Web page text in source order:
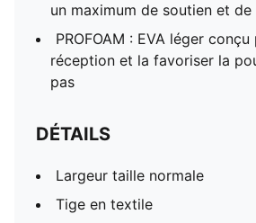
un maximum de soutien et de
PROFOAM : EVA léger
réception et la favoriser la
pas
DÉTAILS
Largeur taille normale
Tige en textile